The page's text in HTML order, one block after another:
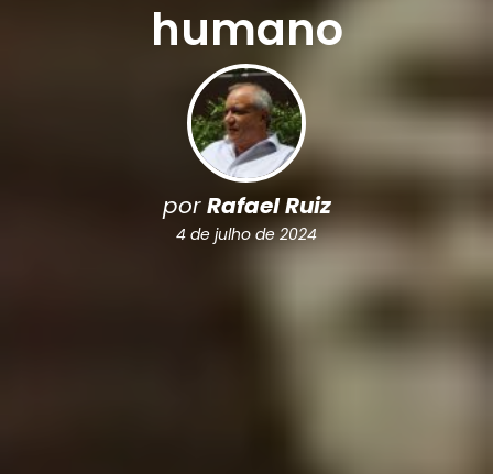
humano
porRafael Ruiz
4 de julho de 2024